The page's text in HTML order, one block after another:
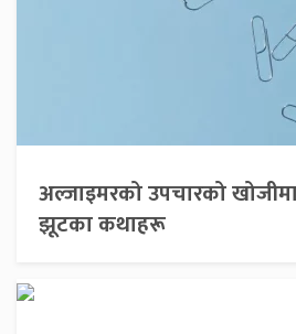
अल्जाइमरको उपचारको
झूटका कथाहरू